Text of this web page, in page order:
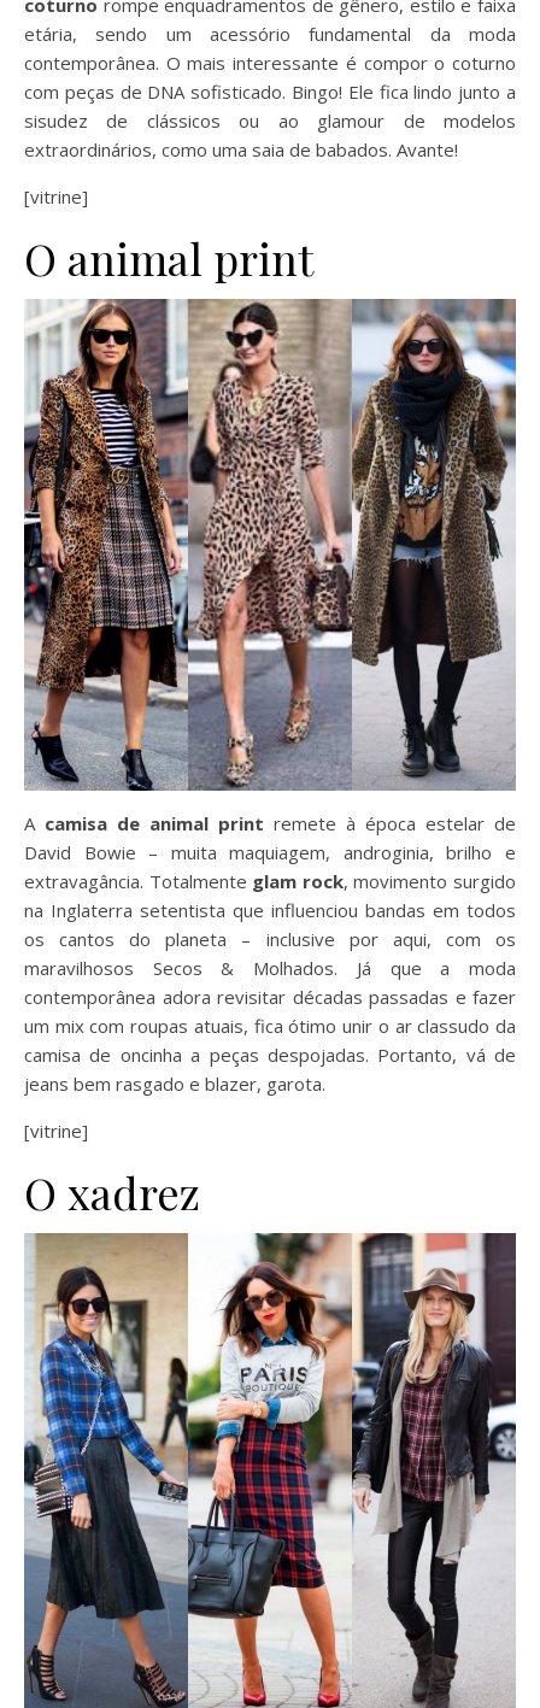
coturno rompe enquadramentos de gênero, estilo e faixa
etária, sendo um acessório fundamental da moda
contemporânea. O mais interessante é compor o coturno
com peças de DNA sofisticado. Bingo! Ele fica lindo junto a
sisudez de clássicos ou ao glamour de modelos
extraordinários, como uma saia de babados. Avante!
[vitrine]
O animal print
A camisa de animal print remete à época estelar de
David Bowie – muita maquiagem, androginia, brilho e
extravagância. Totalmente glam rock, movimento surgido
na Inglaterra setentista que influenciou bandas em todos
os cantos do planeta – inclusive por aqui, com os
maravilhosos Secos & Molhados. Já que a moda
contemporânea adora revisitar décadas passadas e fazer
um mix com roupas atuais, fica ótimo unir o ar classudo da
camisa de oncinha a peças despojadas. Portanto, vá de
jeans bem rasgado e blazer, garota.
[vitrine]
O xadrez